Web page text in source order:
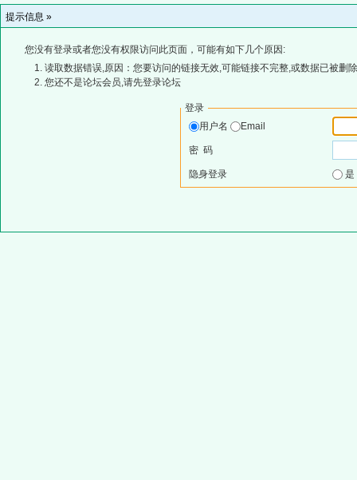
提示信息 »
您没有登录或者您没有权限访问此页面，可能有如下几个原因:
读取数据错误,原因：您要访问的链接无效,可能链接不完整,或数据已被删
您还不是论坛会员,请先登录论坛
登录
用户名
Email
密 码
隐身登录